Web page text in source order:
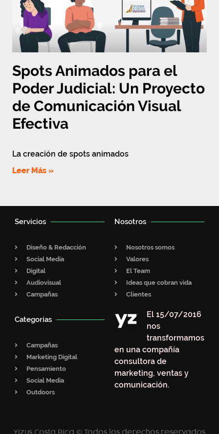
Spots Animados para el
Poder Judicial: Un Proyecto
de Comunicación Visual
Efectiva
La creación de spots animados
Leer Más »
Servicios
Diseño & Redacción
Social Media
Digital
Audiovisual
Campañas
Nosotros
Nosotros somos
Valores
El Team
Ideas que cobran vida
Clientes
Categorías
Campañas
Marketing Digital
Pensamiento
Social Media
Outdoors
El 15/07/2016
nos
transformamos
en una compañía
consultora de
marketing, ventas y
comunicación.
Yizus Costa Rica © Todos los derechos reservados